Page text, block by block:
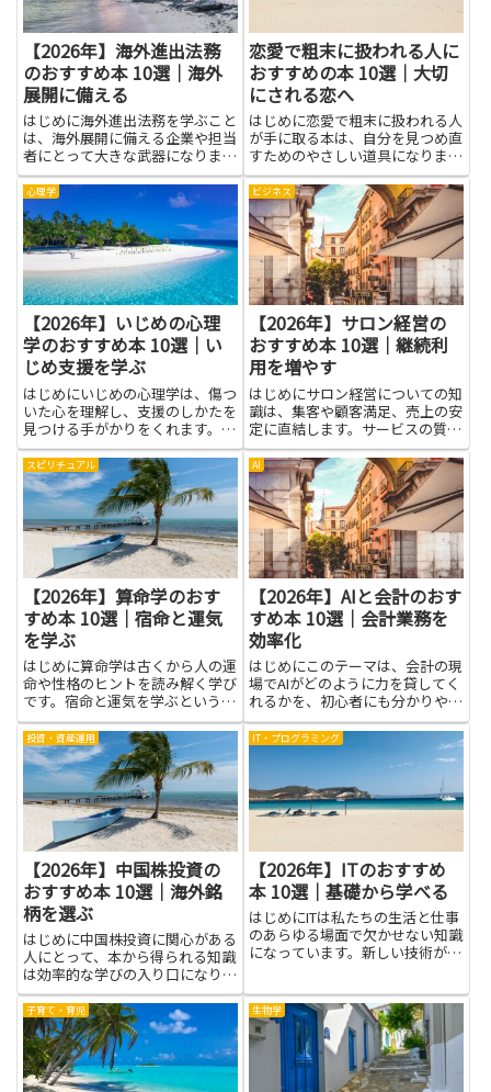
【2026年】海外進出法務
のおすすめ本 10選｜海外
展開に備える
はじめに海外進出法務を学ぶこと
は、海外展開に備える企業や担当
者にとって大きな武器になりま
す。法律や契約、現地規制への理
解が深まれば、トラブル回避や交
渉力の向上、コスト管理の精度向
上につながります。書籍で基礎知
識や実務のポイントを体系的に学
べ...
恋愛で粗末に扱われる人に
おすすめの本 10選｜大切
にされる恋へ
はじめに恋愛で粗末に扱われる人
が手に取る本は、自分を見つめ直
すためのやさしい道具になりま
す。関係の中で感じる不安や自己
犠牲の背景を理解しやすい言葉で
解説しているものが多く、境界線
の引き方や自分を守るコミュニケ
ーションのコツなど、日常ですぐ
に...
心理学
【2026年】いじめの心理
学のおすすめ本 10選｜い
じめ支援を学ぶ
はじめにいじめの心理学は、傷つ
いた心を理解し、支援のしかたを
見つける手がかりをくれます。こ
の記事では、いじめの背景や動
き、どう寄り添うかを学べる本を
紹介します。読者には保護者や先
生、友人、学生など、さまざまな
立場で役立つ知識が手に入りま
す。...
ビジネス
【2026年】サロン経営の
おすすめ本 10選｜継続利
用を増やす
はじめにサロン経営についての知
識は、集客や顧客満足、売上の安
定に直結します。サービスの質を
高める方法やスタッフ教育、価格
設定、予約管理といった実務面の
改善は、継続利用を増やすために
欠かせません。本を読むことで理
論や成功事例、具体的な手法を
効...
スピリチュアル
【2026年】算命学のおす
すめ本 10選｜宿命と運気
を学ぶ
はじめに算命学は古くから人の運
命や性格のヒントを読み解く学び
です。宿命と運気を学ぶという視
点は、自分の強みや弱みを知る手
がかりになり、日々の選択を少し
丁寧に考えるきっかけになりま
す。難しそうに見えるかもしれま
せんが、基本は自分の生活や人間
関...
AI
【2026年】AIと会計のおす
すめ本 10選｜会計業務を
効率化
はじめにこのテーマは、会計の現
場でAIがどのように力を貸してく
れるかを、初心者にも分かりやす
く説明します。AIと会計の組み合
わせは、日々のルーティン作業を
自動化し、データの整理・取り出
しを速く正確にします。経費処理
や仕訳のチェック、請求書の...
投資・資産運用
【2026年】中国株投資の
おすすめ本 10選｜海外銘
柄を選ぶ
はじめに中国株投資に関心がある
人にとって、本から得られる知識
は効率的な学びの入り口になりま
す。海外銘柄を選ぶための基礎知
識や市場の特徴、業種ごとの成長
要因を本で体系的に学べば、ニュ
ースや個別企業の情報の読み方が
変わります。用語や取引ルー
ル、...
IT・プログラミング
【2026年】ITのおすすめ
本 10選｜基礎から学べる
はじめにITは私たちの生活と仕事
のあらゆる場面で欠かせない知識
になっています。新しい技術が生
けることが近道です。この記事で
は、難しい用語を避け、身近な例
で理解を深められる本の考え方...
子育て・育児 生物学